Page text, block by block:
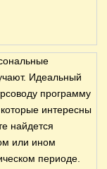
Идеальный
программу
интересны
найдется
или ином
периоде.